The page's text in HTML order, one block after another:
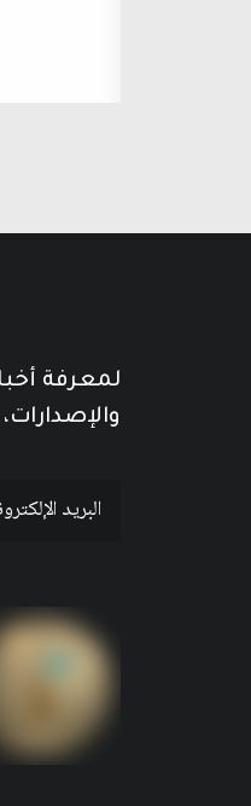
لمعرفة